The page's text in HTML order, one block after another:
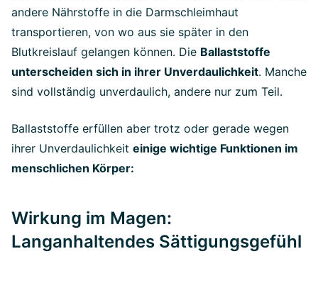
andere Nährstoffe in die Darmschleimhaut
transportieren, von wo aus sie später in den
Blutkreislauf gelangen können. Die Ballaststoffe
unterscheiden sich in ihrer Unverdaulichkeit. Manche
sind vollständig unverdaulich, andere nur zum Teil.
Ballaststoffe erfüllen aber trotz oder gerade wegen
ihrer Unverdaulichkeit einige wichtige Funktionen im
menschlichen Körper:
Wirkung im Magen:
Langanhaltendes Sättigungsgefühl